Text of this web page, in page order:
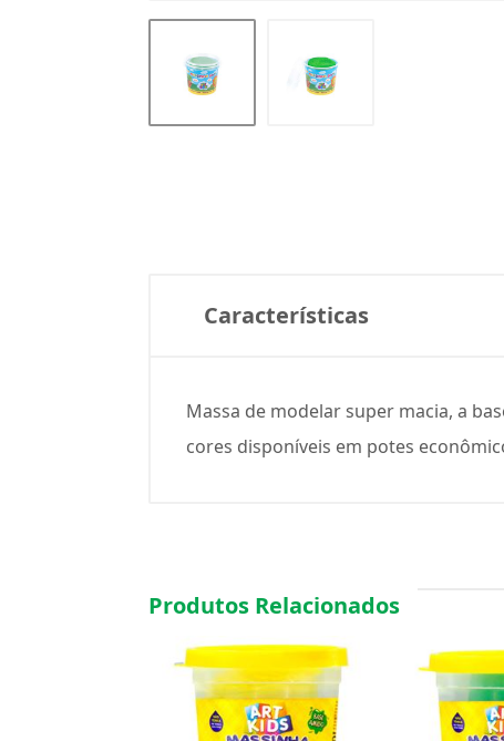
Características
Massa de modelar super macia, a
cores disponíveis em potes
Produtos Relacionados